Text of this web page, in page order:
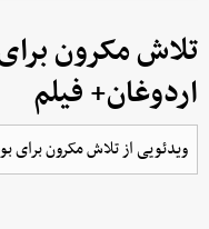
تلاش مکرون
اردوغان+ فیلم
ویدئویی از تلاش مکرون